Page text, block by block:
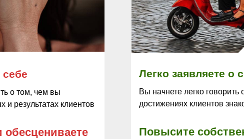
обесцениваете
о том, чем вы
и результатах клиентов
Легко заявляете о
Повысите
Вы начнете легко
достижениях клиентов